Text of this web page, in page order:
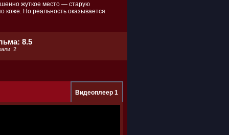
жуткое место — старую
коже. Но реальность оказывается
8.5
2
Видеоплеер 1